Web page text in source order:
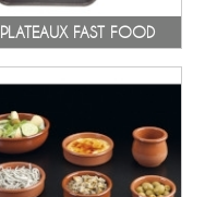
PLATEAUX FAST FOOD